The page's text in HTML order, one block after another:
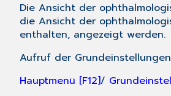
Die Ansicht der
die Ansicht der
enthalten, angezeigt werden.
Aufruf der
Hauptmenü [F12]/